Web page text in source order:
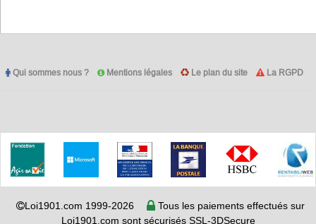
Qui sommes nous ? Mentions légales Le plan du site La RGPD
Loi1901.com 1999-2026
Tous les paiements effectués sur
Loi1901.com sont sécurisés SSL-3DSecure